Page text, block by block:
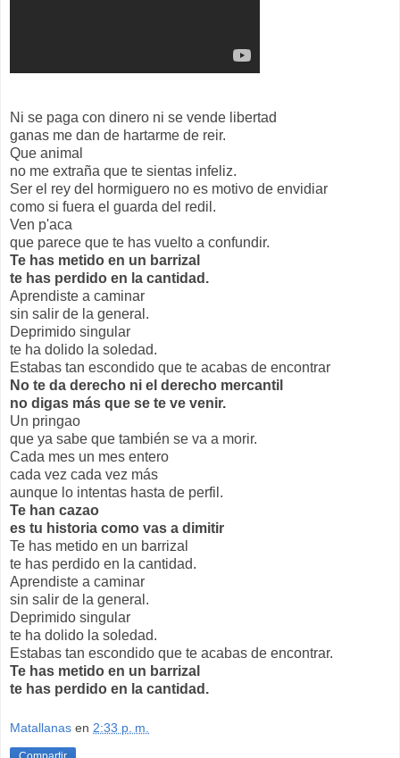
Ni se paga con dinero ni se vende libertad
ganas me dan de hartarme de reir.
Que animal
no me extraña que te sientas infeliz.
Ser el rey del hormiguero no es motivo de envidiar
como si fuera el guarda del redil.
Ven p'aca
que parece que te has vuelto a confundir.
Te has metido en un barrizal
te has perdido en la cantidad.
Aprendiste a caminar
sin salir de la general.
Deprimido singular
te ha dolido la soledad.
Estabas tan escondido que te acabas de encontrar
No te da derecho ni el derecho mercantil
no digas más que se te ve venir.
Un pringao
que ya sabe que también se va a morir.
Cada mes un mes entero
cada vez cada vez más
aunque lo intentas hasta de perfil.
Te han cazao
es tu historia como vas a dimitir
Te has metido en un barrizal
te has perdido en la cantidad.
Aprendiste a caminar
sin salir de la general.
Deprimido singular
te ha dolido la soledad.
Estabas tan escondido que te acabas de encontrar.
Te has metido en un barrizal
te has perdido en la cantidad.
Matallanas en 2:33 p. m.